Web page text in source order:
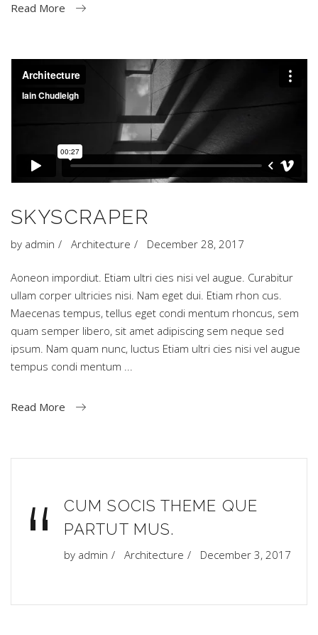
Read More
SKYSCRAPER
by admin Architecture December 28, 2017
Aoneon impordiut. Etiam ultri cies nisi vel augue. Curabitur
ullam corper ultricies nisi. Nam eget dui. Etiam rhon cus.
Maecenas tempus, tellus eget condi mentum rhoncus, sem
quam semper libero, sit amet adipiscing sem neque sed
ipsum. Nam quam nunc, luctus Etiam ultri cies nisi vel augue
tempus condi mentum
Read More
“
CUM SOCIS THEME QUE
PARTUT MUS.
by admin Architecture December 3, 2017